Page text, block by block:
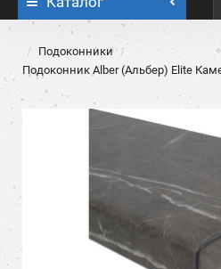
Подоконники
Подоконник Alber (Альбер) Elite